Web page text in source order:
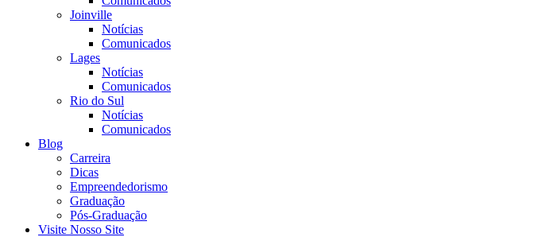
Joinville
Notícias
Comunicados
Lages
Notícias
Comunicados
Rio do Sul
Notícias
Comunicados
Blog
Carreira
Dicas
Empreendedorismo
Graduação
Pós-Graduação
Visite Nosso Site